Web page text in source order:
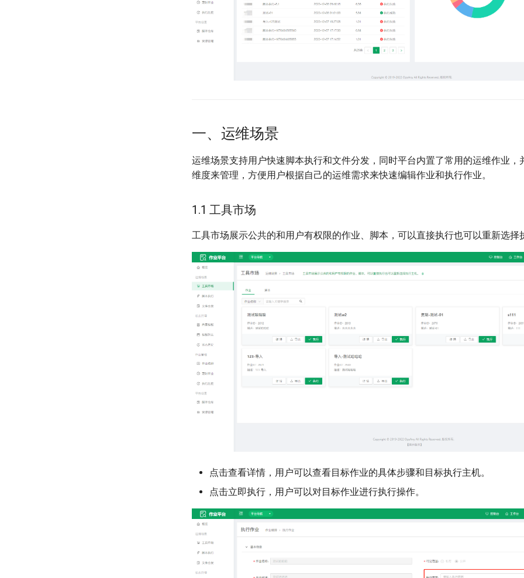
一、运维场景
运维场景支持用户快速脚本执行和文件分发，同时平台内置了常用的运维作业，
维度来管理，方便用户根据自己的运维需求来快速编辑作业和执行作业。
1.1 工具市场
工具市场展示公共的和用户有权限的作业、脚本，可以直接执行也可以重新选择
点击查看详情，用户可以查看目标作业的具体步骤和目标执行主机。
点击立即执行，用户可以对目标作业进行执行操作。